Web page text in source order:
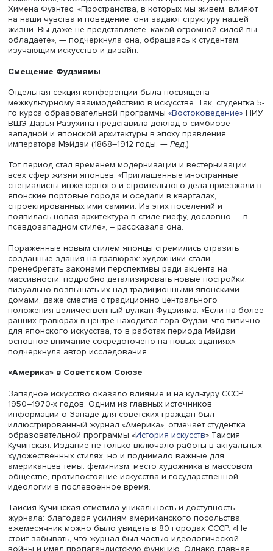
Велодорожка Ван Гога, Эйндховен, фото:
Среди позитивных примеров — проект «Музыка в
привлекающий к выступлениям классических
джазистов, кавер-группы. Согласно опросу,
«Московским транспортом» в 2017 году, проект получил
гораздо больше положительных отзывов, чем
Главная сила искусства — в позитивных социальных
изменениях, к которым оно способно привести,
Химена Фуэнтес. «Пространства, в которых мы живем,
на наши чувства и поведение, они задают структуру
жизни. Вы даже не представляете, какой огромной
обладаете», — подчеркнула она, обращаясь к
изучающим искусство и дизайн.
Смещение Фудзиямы
Отдельная секция конференции была посвящена
межкультурному взаимодействию в искусстве. Так,
го курса образовательной программы
ВШЭ Дарья Разухина представила доклад о симбиозе
западной и японской архитектуры в эпоху правления
императора Мэйдзи (1868–1912 годы. —Ред.).
Тот период стал временем модернизации и
специалисты инженерного и строительного дела
спроектированных ими самими. Из этих поселений и
появилась новая архитектура в стиле гиёфу, дословно
псевдозападном стиле», – рассказала она.
Пораженные новым стилем японцы стремились
созданные здания на гравюрах: художники стали
пренебрегать законами перспективы ради акцента на
массивности, подробно детализировать новые
визуально возвышать их над традиционными
домами, даже сместив с традиционно центрального
положения величественный вулкан Фудзияма. «Если
ранних гравюрах в центре находится гора Фудзи, что
для японского искусства, то в работах периода Мэйдзи